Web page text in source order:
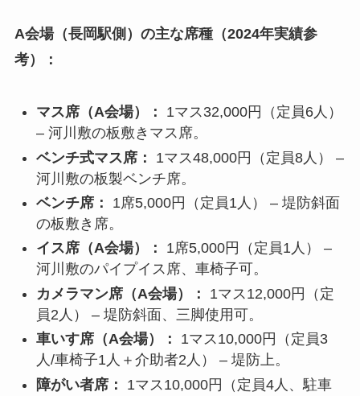
A会場（長岡駅側）の主な席種（2024年実績参
考）：
マス席（A会場）：
1マス32,000円（定員6人）
– 河川敷の板敷きマス席。
ベンチ式マス席：
1マス48,000円（定員8人） –
河川敷の板製ベンチ席。
ベンチ席：
1席5,000円（定員1人） – 堤防斜面
の板敷き席。
イス席（A会場）：
1席5,000円（定員1人） –
河川敷のパイプイス席、車椅子可。
カメラマン席（A会場）：
1マス12,000円（定
員2人） – 堤防斜面、三脚使用可。
車いす席（A会場）：
1マス10,000円（定員3
人/車椅子1人＋介助者2人） – 堤防上。
障がい者席：
1マス10,000円（定員4人、駐車